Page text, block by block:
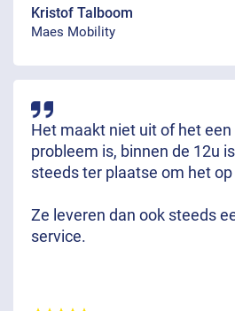
Kristof Talboom
Maes Mobility
Het maakt niet uit of het
probleem is, binnen de 12u
steeds ter plaatse om het
Ze leveren dan ook steeds
service.